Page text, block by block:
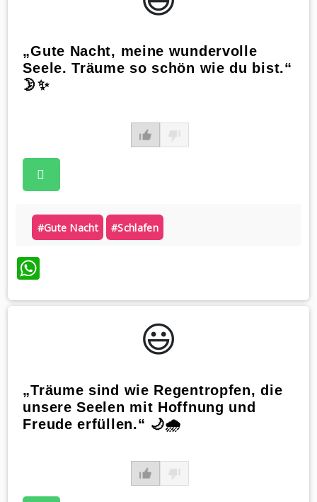
„Gute Nacht, meine wundervolle
Seele. Träume so schön wie du bist.“
🌛✨
#gute Nacht #schlafen
WhatsApp
😃️
„Träume sind wie Regentropfen, die
unsere Seelen mit Hoffnung und
Freude erfüllen.“ 🌙🌧️